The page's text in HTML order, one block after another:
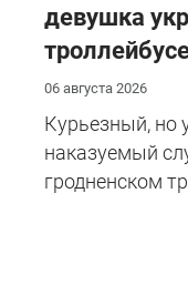
девушка
06 августа 2026
Курьезный, но
наказуемый
гродненском